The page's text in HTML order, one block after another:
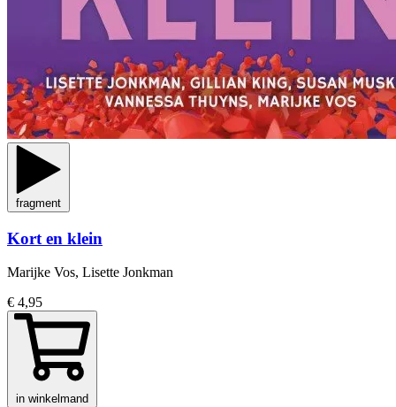
fragment
Kort en klein
Marijke Vos, Lisette Jonkman
€ 4,95
in winkelmand